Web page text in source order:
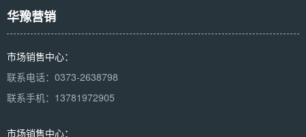
华豫营销
市场销售中心：
联系电话：0373-2638798
联系手机：13781972905
市场销售中心：